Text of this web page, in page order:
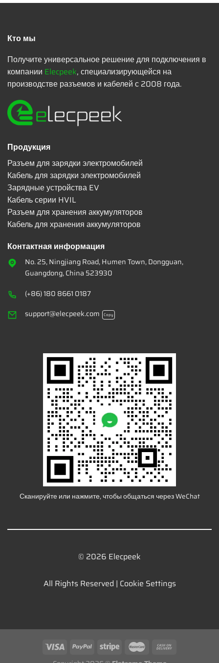
Кто мы
Получите универсальное решение для подключения в
компании Elecpeek, специализирующейся на
производстве разъемов и кабелей с 2008 года.
Продукция
Разъем для зарядки электромобилей
Кабель для зарядки электромобилей
Зарядные устройства EV
Кабель серии HVIL
Разъем для хранения аккумуляторов
Кабель для хранения аккумуляторов
Контактная информация
No. 25, Ningjiang Road, Humen Town, Dongguan,
Guangdong, China 523930
(+86) 180 8661 0187
support@elecpeek.com
Copy
Сканируйте или нажмите, чтобы общаться через WeChat
© 2026 Elecpeek
All Rights Reserved | Cookie Settings